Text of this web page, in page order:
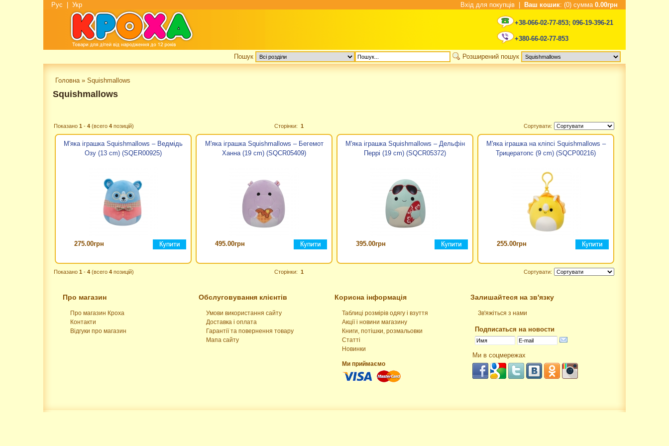
Рус Укр Вхід для покупців Ваш кошик: (0) сумма 0.00грн
+38-066-02-77-853; 096-19-396-21
+380-66-02-77-853
Пошук Розширений пошук
Головна» Squishmallows
Squishmallows
Показано 1 - 4 (всего 4 позицій) Сторінки: 1 Сортувати:
М'яка іграшка Squishmallows – Ведмідь
Озу (13 cm) (SQER00925)
275.00грн
М'яка іграшка Squishmallows – Бегемот
Ханна (19 cm) (SQCR05409)
495.00грн
М'яка іграшка Squishmallows – Дельфін
Перрі (19 cm) (SQCR05372)
395.00грн
М'яка іграшка на кліпсі Squishmallows –
Трицератопс (9 cm) (SQCP00216)
255.00грн
Показано 1 - 4 (всего 4 позицій) Сторінки: 1 Сортувати:
Про магазин
Про магазин Кроха
Контакти
Відгуки про магазин
Обслуговування клієнтів
Умови використання сайту
Доставка і оплата
Гарантії та повернення товару
Мапа сайту
Корисна інформація
Таблиці розмірів одягу і взуття
Акції і новини магазину
Книги, потішки, розмальовки
Статті
Новинки
Ми приймаємо
Залишайтеся на зв'язку
Зв'яжіться з нами
Подписаться на новости
Ми в соцмережах